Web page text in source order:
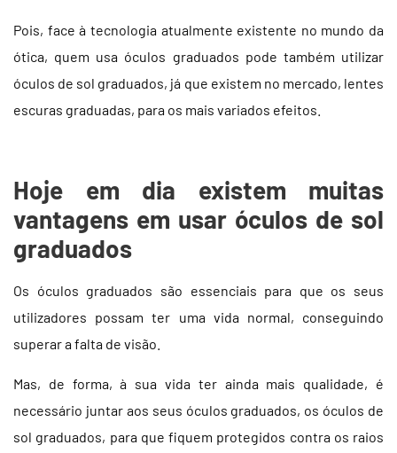
Pois, face à tecnologia atualmente existente no mundo da
ótica, quem usa óculos graduados pode também utilizar
óculos de sol graduados, já que existem no mercado, lentes
escuras graduadas, para os mais variados efeitos.
Hoje em dia existem muitas
vantagens em usar óculos de sol
graduados
Os óculos graduados são essenciais para que os seus
utilizadores possam ter uma vida normal, conseguindo
superar a falta de visão.
Mas, de forma, à sua vida ter ainda mais qualidade, é
necessário juntar aos seus óculos graduados, os óculos de
sol graduados, para que fiquem protegidos contra os raios